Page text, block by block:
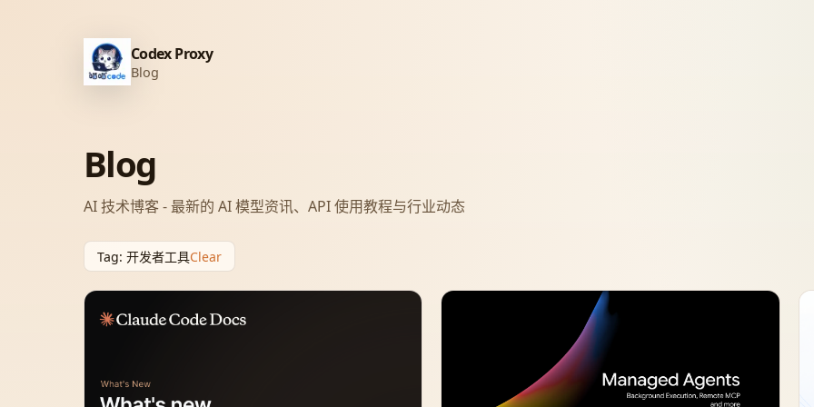
Codex Proxy
Blog
Blog
AI 技术博客 - 最新的 AI 模型资讯、API 使用教程与行业动态
Tag: 开发者工具Clear